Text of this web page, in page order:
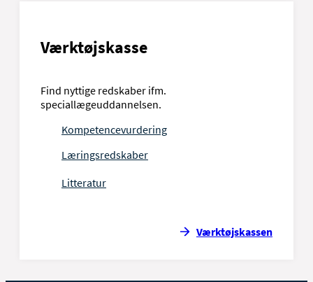
Værktøjskasse
Find nyttige redskaber ifm.
speciallægeuddannelsen.
Kompetencevurdering
Læringsredskaber
Litteratur
Værktøjskassen